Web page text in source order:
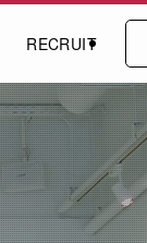
RECRUIT